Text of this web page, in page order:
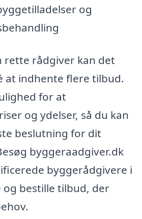
og
rette rådgiver kan det
at indhente flere tilbud.
for at
og ydelser, så du kan
beslutning for dit
byggeraadgiver.dk
byggerådgivere i
bestille tilbud, der